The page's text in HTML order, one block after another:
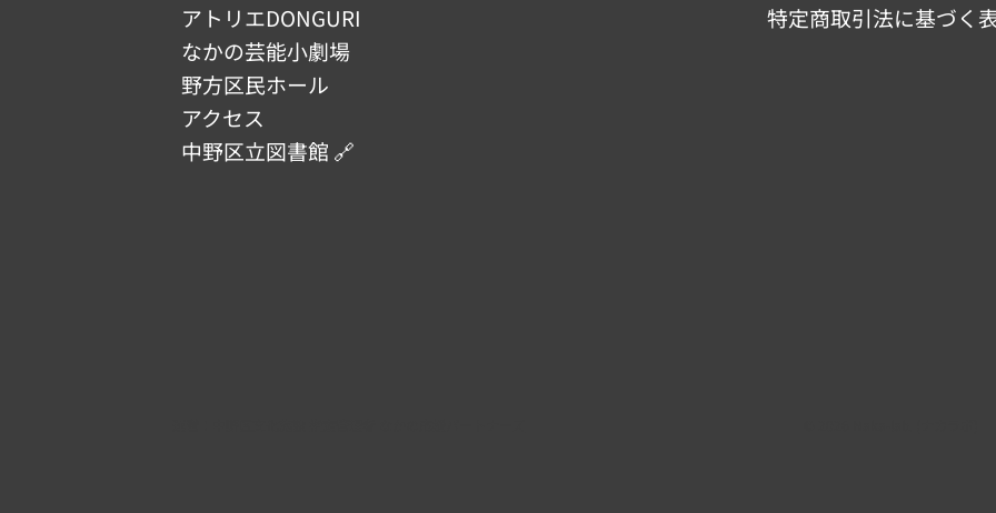
アトリエDONGURI
なかの芸能小劇場
野方区民ホール
アクセス
中野区立図書館 🔗
特定商取引法に基づく